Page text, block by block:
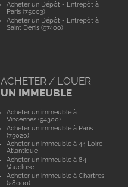
Acheter un Dépôt - Entrepôt à
Paris (75003)
Acheter un Dépôt - Entrepôt à
Saint Denis (97400)
ACHETER / LOUER
UN IMMEUBLE
Acheter un immeuble à
Vincennes (94300)
Acheter un immeuble à Paris
(75020)
Acheter un immeuble à 44 Loire-
Atlantique
Acheter un immeuble à 84
Vaucluse
Acheter un immeuble à Chartres
(28000)